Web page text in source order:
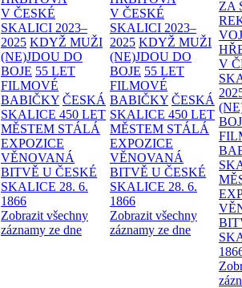
V ČESKÉ
SKALICI 2023–
2025 KDYŽ MUŽI
(NE)JDOU DO
BOJE 55 LET
FILMOVÉ
BABIČKY ČESKÁ
SKALICE 450 LET
MĚSTEM STÁLÁ
EXPOZICE
VĚNOVANÁ
BITVĚ U ČESKÉ
SKALICE 28. 6.
1866
Zobrazit všechny
záznamy ze dne
V ČESKÉ
SKALICI 2023–
2025 KDYŽ MUŽI
(NE)JDOU DO
BOJE 55 LET
FILMOVÉ
BABIČKY ČESKÁ
SKALICE 450 LET
MĚSTEM STÁLÁ
EXPOZICE
VĚNOVANÁ
BITVĚ U ČESKÉ
SKALICE 28. 6.
1866
Zobrazit všechny
záznamy ze dne
ZA
V